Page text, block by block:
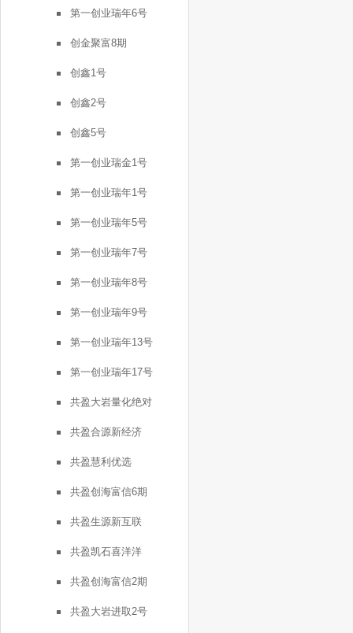
第一创业瑞年6号
创金聚富8期
创鑫1号
创鑫2号
创鑫5号
第一创业瑞金1号
第一创业瑞年1号
第一创业瑞年5号
第一创业瑞年7号
第一创业瑞年8号
第一创业瑞年9号
第一创业瑞年13号
第一创业瑞年17号
共盈大岩量化绝对
共盈合源新经济
共盈慧利优选
共盈创海富信6期
共盈生源新互联
共盈凯石喜洋洋
共盈创海富信2期
共盈大岩进取2号